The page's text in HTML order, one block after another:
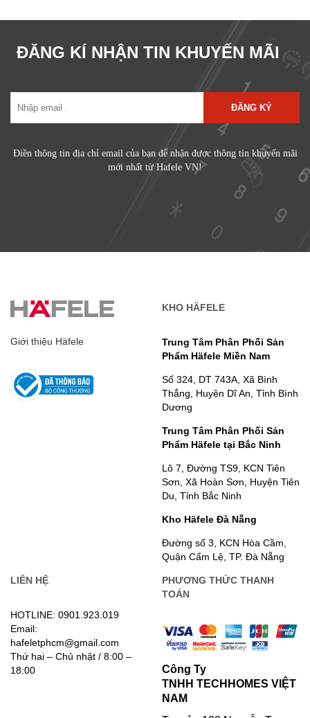
ĐĂNG KÍ NHẬN TIN KHUYẾN MÃI
ĐĂNG KÝ
Điền thông tin địa chỉ email của bạn để nhận được thông tin khuyến mãi
mới nhất từ Hafele VN!
Giới thiệu Häfele
KHO HÄFELE
Trung Tâm Phân Phối Sản
Phẩm Häfele Miền Nam
Số 324, DT 743A, Xã Bình
Thắng, Huyện Dĩ An, Tỉnh Bình
Dương
Trung Tâm Phân Phối Sản
Phẩm Häfele tại Bắc Ninh
Lô 7, Đường TS9, KCN Tiên
Sơn, Xã Hoàn Sơn, Huyện Tiên
Du, Tỉnh Bắc Ninh
Kho Häfele Đà Nẵng
Đường số 3, KCN Hòa Cầm,
Quận Cẩm Lệ, TP. Đà Nẵng
LIÊN HỆ
HOTLINE: 0901.923.019
Email:
hafeletphcm@gmail.com
Thứ hai – Chủ nhật / 8:00 –
18:00
PHƯƠNG THỨC THANH
TOÁN
Công Ty
TNHH TECHHOMES VIỆT
NAM